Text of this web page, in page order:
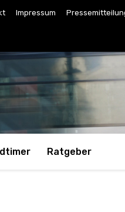
Impressum
Ratgeber